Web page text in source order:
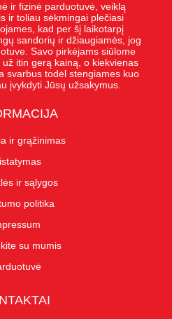
ir fizinė parduotuvė, veiklą
ir toliau sėkmingai plečiasi
kad per šį laikotarpį
sandorių ir džiaugiamės, jog
Savo pirkėjams siūlome
itin gerą kainą, o kiekvienas
svarbus todėl stengiames kuo
įvykdyti Jūsų užsakymus.
ir grąžinimas
ir sąlygos
politika
su mumis